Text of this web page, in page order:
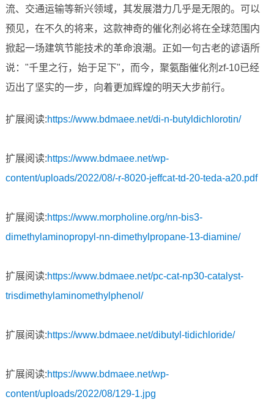
流、交通运输等新兴领域，其发展潜力几乎是无限的。可以
预见，在不久的将来，这款神奇的催化剂必将在全球范围内
掀起一场建筑节能技术的革命浪潮。正如一句古老的谚语所
说："千里之行，始于足下"，而今，聚氨酯催化剂zf-10已经
迈出了坚实的一步，向着更加辉煌的明天大步前行。
扩展阅读:https://www.bdmaee.net/di-n-butyldichlorotin/
扩展阅读:https://www.bdmaee.net/wp-
content/uploads/2022/08/-r-8020-jeffcat-td-20-teda-a20.pdf
扩展阅读:https://www.morpholine.org/nn-bis3-
dimethylaminopropyl-nn-dimethylpropane-13-diamine/
扩展阅读:https://www.bdmaee.net/pc-cat-np30-catalyst-
trisdimethylaminomethylphenol/
扩展阅读:https://www.bdmaee.net/dibutyl-tidichloride/
扩展阅读:https://www.bdmaee.net/wp-
content/uploads/2022/08/129-1.jpg